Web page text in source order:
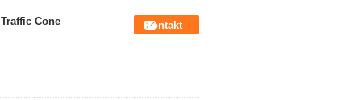
Cone
Kontakt